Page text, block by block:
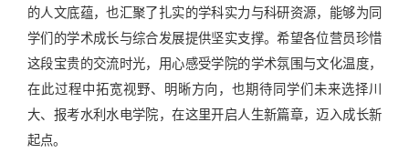
的人文底蕴，也汇聚了扎实的学科实力与科研资源，能够为同
学们的学术成长与综合发展提供坚实支撑。希望各位营员珍惜
这段宝贵的交流时光，用心感受学院的学术氛围与文化温度，
在此过程中拓宽视野、明晰方向，也期待同学们未来选择川
大、报考水利水电学院，在这里开启人生新篇章，迈入成长新
起点。